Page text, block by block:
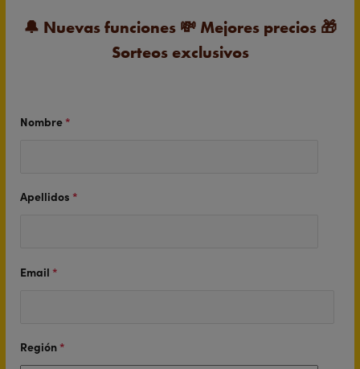
🔔 Nuevas funciones 💸 Mejores precios 🎁
Sorteos exclusivos
Nombre *
Apellidos *
Email *
Región *